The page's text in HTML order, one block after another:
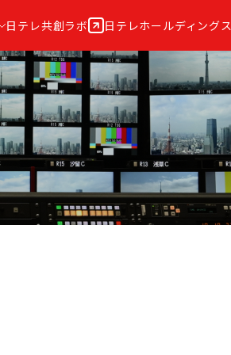
日テレ共創ラボ 日テレホールディングス